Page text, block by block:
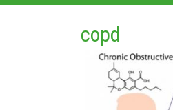
copd